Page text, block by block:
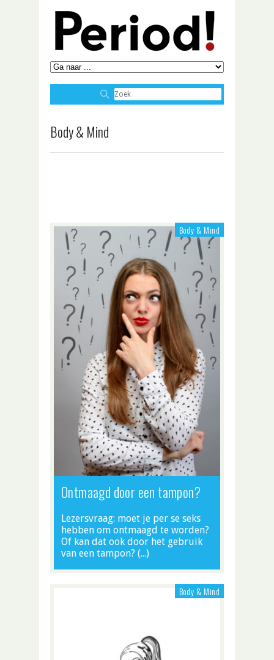
Body & Mind
Body & Mind
Ontmaagd door een tampon?
Lezersvraag: moet je per se seks
hebben om ontmaagd te worden?
Of kan dat ook door het gebruik
van een tampon? (…)
Body & Mind